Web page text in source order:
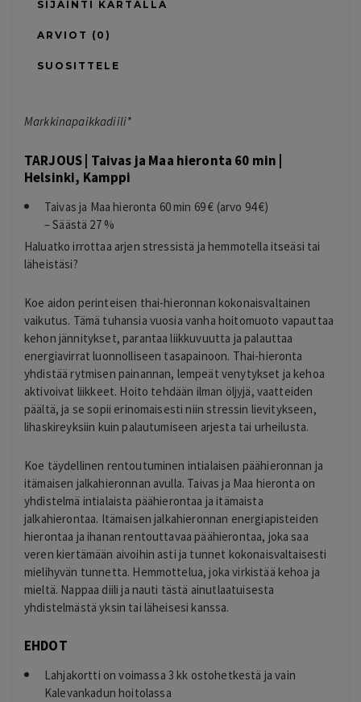
SIJAINTI KARTALLA
ARVIOT (0)
SUOSITTELE
Markkinapaikkadiili*
TARJOUS | Taivas ja Maa hieronta 60 min |
Helsinki, Kamppi
Taivas ja Maa hieronta 60 min 69 € (arvo 94 €)
– Säästä 27 %
Haluatko irrottaa arjen stressistä ja hemmotella itseäsi tai
läheistäsi?
Koe aidon perinteisen thai-hieronnan kokonaisvaltainen
vaikutus. Tämä tuhansia vuosia vanha hoitomuoto vapauttaa
kehon jännitykset, parantaa liikkuvuutta ja palauttaa
energiavirrat luonnolliseen tasapainoon. Thai-hieronta
yhdistää rytmisen painannan, lempeät venytykset ja kehoa
aktivoivat liikkeet. Hoito tehdään ilman öljyjä, vaatteiden
päältä, ja se sopii erinomaisesti niin stressin lievitykseen,
lihaskireyksiin kuin palautumiseen arjesta tai urheilusta.
Koe täydellinen rentoutuminen intialaisen päähieronnan ja
itämaisen jalkahieronnan avulla. Taivas ja Maa hieronta on
yhdistelmä intialaista päähierontaa ja itämaista
jalkahierontaa. Itämaisen jalkahieronnan energiapisteiden
hierontaa ja ihanan rentouttavaa päähierontaa, joka saa
veren kiertämään aivoihin asti ja tunnet kokonaisvaltaisesti
mielihyvän tunnetta. Hemmottelua, joka virkistää kehoa ja
mieltä. Nappaa diili ja nauti tästä ainutlaatuisesta
yhdistelmästä yksin tai läheisesi kanssa.
EHDOT
Lahjakortti on voimassa 3 kk ostohetkestä ja vain
Kalevankadun hoitolassa